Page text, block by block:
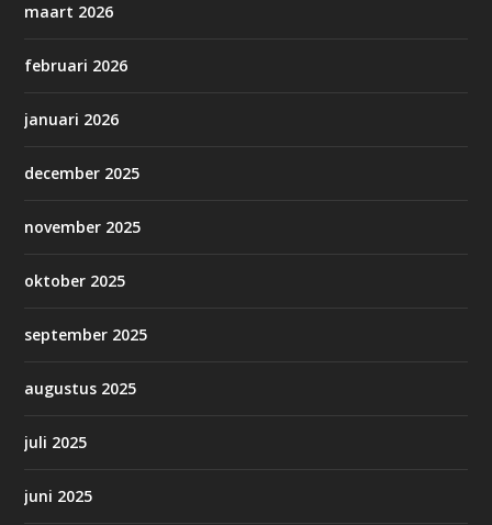
maart 2026
februari 2026
januari 2026
december 2025
november 2025
oktober 2025
september 2025
augustus 2025
juli 2025
juni 2025